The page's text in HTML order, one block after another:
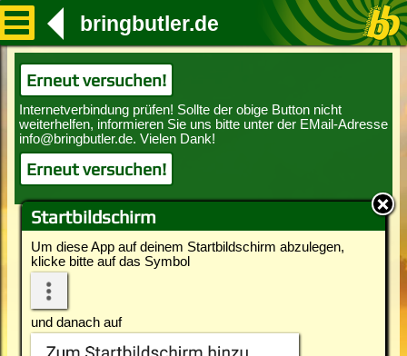
Startbildschirm
Um diese App auf deinem Startbildschirm abzulegen,
klicke bitte auf das Symbol
und danach auf
bringbutler.de
Erneut versuchen!
Erneut versuchen!